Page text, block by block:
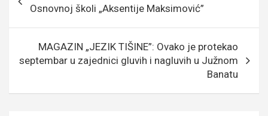
o
k
e
er
p
p
чланка
Osnovnoj školi „Aksentije Maksimović”
MAGAZIN „JEZIK TIŠINE”: Ovako je protekao
septembar u zajednici gluvih i nagluvih u Južnom
Banatu